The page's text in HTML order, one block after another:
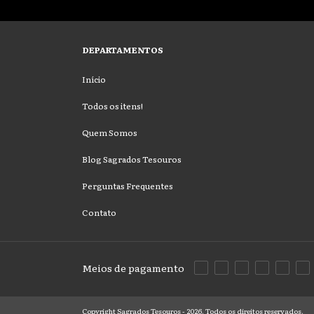
DEPARTAMENTOS
Início
Todos os itens!
Quem Somos
Blog Sagrados Tesouros
Perguntas Frequentes
Contato
Meios de pagamento
Copyright Sagrados Tesouros - 2026. Todos os direitos reservados.